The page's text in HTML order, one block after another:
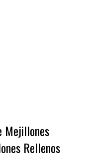
Mejillones
Rellenos